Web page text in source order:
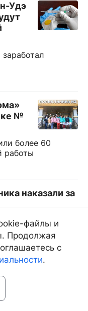
Удэ
№
более 60
работы
наказали за
с
и получила
файлы и
Продолжая
с
.